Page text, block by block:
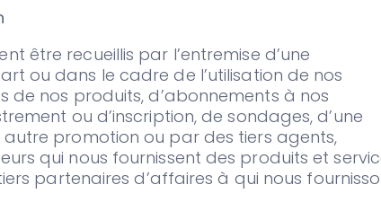
être recueillis par l’entremise d’une
ou dans le cadre de l’utilisation de nos
de nos produits, d’abonnements à nos
ou d’inscription, de sondages, d’une
promotion ou par des tiers agents,
qui nous fournissent des produits et
partenaires d’affaires à qui nous